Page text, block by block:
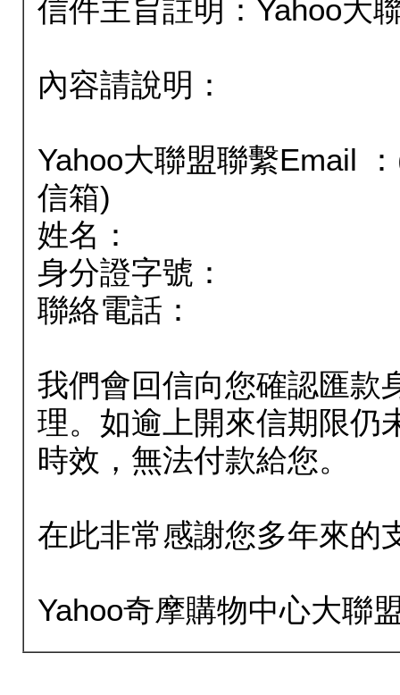
信件主旨註明：Yahoo大
內容請說明：
Yahoo大聯盟聯繫Email
信箱)
姓名：
身分證字號：
聯絡電話：
我們會回信向您確認匯款
理。如逾上開來信期限仍
時效，無法付款給您。
在此非常感謝您多年來的
Yahoo奇摩購物中心大